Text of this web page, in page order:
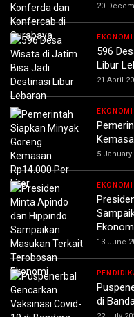
20
596
Libur
21 April
5 January
13 June
di